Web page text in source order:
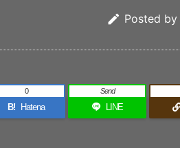
 Posted by
B! Hatena
0
LINE
Send